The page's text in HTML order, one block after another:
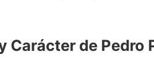
Carácter de Pedro